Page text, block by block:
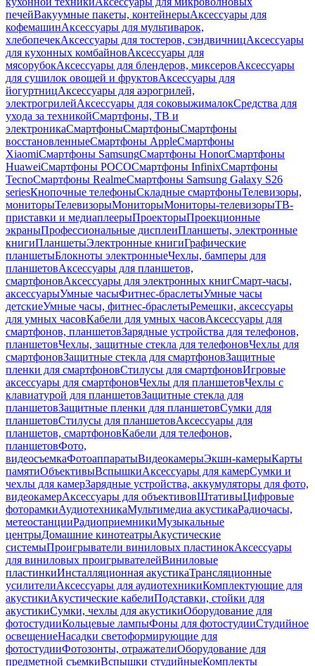
печейВакуумные пакеты, контейнерыАксессуары для
кофемашинАксессуары для мультиварок,
хлебопечекАксессуары для тостеров, сэндвичницАксессуары
для кухонных комбайновАксессуары для
мясорубокАксессуары для блендеров, миксеровАксессуары
для сушилок овощей и фруктовАксессуары для
йогуртницАксессуары для аэрогрилей,
электрогрилейАксессуары для соковыжималокСредства для
ухода за техникойСмартфоны, ТВ и
электроникаСмартфоныСмартфоныСмартфоны
восстановленныеСмартфоны AppleСмартфоны
XiaomiСмартфоны SamsungСмартфоны HonorСмартфоны
HuaweiСмартфоны POCOСмартфоны InfinixСмартфоны
TecnoСмартфоны RealmeСмартфоны Samsung Galaxy S26
seriesКнопочные телефоныСкладные смартфоныТелевизоры,
мониторыТелевизорыМониторыМониторы-телевизорыТВ-
приставки и медиаплеерыПроекторыПроекционные
экраныПрофессиональные дисплеиПланшеты, электронные
книгиПланшетыЭлектронные книгиГрафические
планшетыБлокноты электронныеЧехлы, бамперы для
планшетовАксессуары для планшетов,
смартфоновАксессуары для электронных книгСмарт-часы,
аксессуарыУмные часыФитнес-браслетыУмные часы
детскиеУмные часы, фитнес-браслетыРемешки, аксессуары
для умных часовКабели для умных часовАксессуары для
смартфонов, планшетовЗарядные устройства для телефонов,
планшетовЧехлы, защитные стекла для телефоновЧехлы для
смартфоновЗащитные стекла для смартфоновЗащитные
пленки для смартфоновСтилусы для смартфоновИгровые
аксессуары для смартфоновЧехлы для планшетовЧехлы с
клавиатурой для планшетовЗащитные стекла для
планшетовЗащитные пленки для планшетовСумки для
планшетовСтилусы для планшетовАксессуары для
планшетов, смартфоновКабели для телефонов,
планшетовФото,
видеосъемкаФотоаппаратыВидеокамерыЭкшн-камерыКарты
памятиОбъективыВспышкиАксессуары для камерСумки и
чехлы для камерЗарядные устройства, аккумуляторы для фото,
видеокамерАксессуары для объективовШтативыЦифровые
фоторамкиАудиотехникаМультимедиа акустикаРадиочасы,
метеостанцииРадиоприемникиМузыкальные
центрыДомашние кинотеатрыАкустические
системыПроигрыватели виниловых пластинокАксессуары
для виниловых проигрывателейВиниловые
пластинкиИнсталляционная акустикаТрансляционные
усилителиАксессуары для аудиотехникиКомплектующие для
акустикиАкустические кабелиПодставки, стойки для
акустикиСумки, чехлы для акустикиОборудование для
фотостудииКольцевые лампыФоны для фотостудииСтудийное
освещениеНасадки светоформирующие для
фотостудииФотозонты, отражателиОборудование для
предметной съемкиВспышки студийныеКомплекты